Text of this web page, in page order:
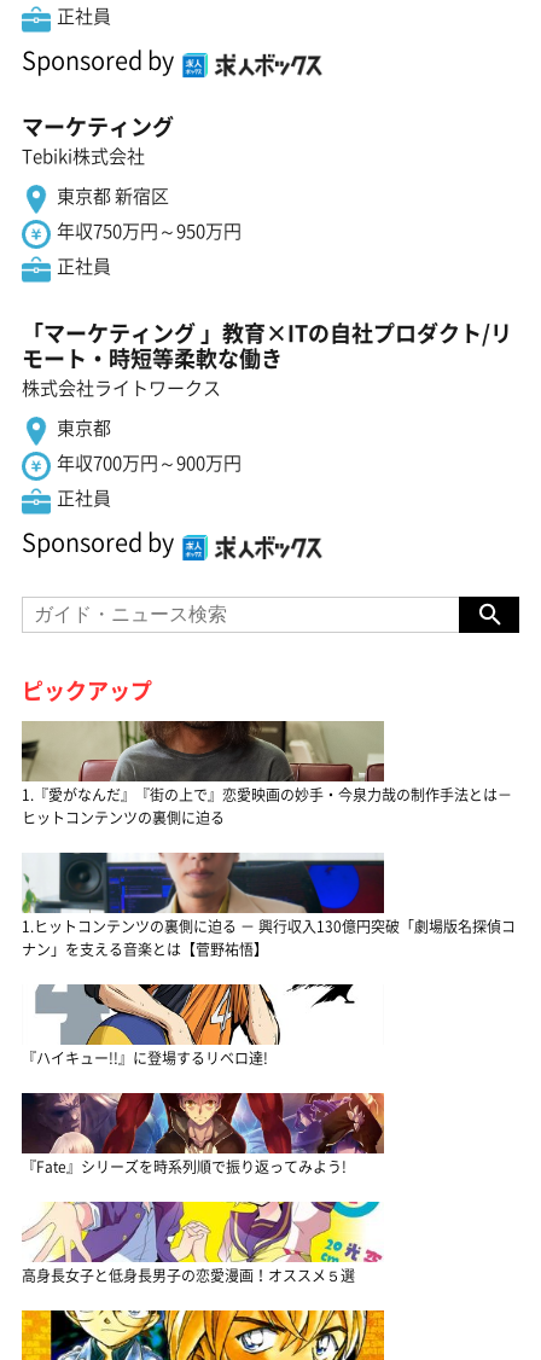
正社員
Sponsored by
マーケティング
Tebiki株式会社
東京都 新宿区
年収750万円～950万円
正社員
「マーケティング 」教育×ITの自社プロダクト/リ
モート・時短等柔軟な働き
株式会社ライトワークス
東京都
年収700万円～900万円
正社員
Sponsored by
ピックアップ
1.『愛がなんだ』『街の上で』恋愛映画の妙手・今泉力哉の制作手法とは－
ヒットコンテンツの裏側に迫る
1.ヒットコンテンツの裏側に迫る － 興行収入130億円突破「劇場版名探偵コ
ナン」を支える音楽とは【菅野祐悟】
『ハイキュー!!』に登場するリベロ達!
『Fate』シリーズを時系列順で振り返ってみよう!
高身長女子と低身長男子の恋愛漫画！オススメ５選